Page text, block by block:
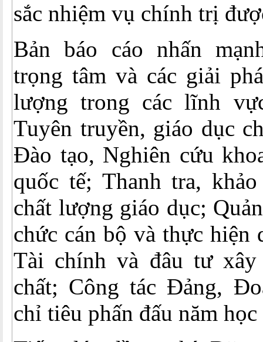
sắc nhiệm vụ chính trị
Bản báo cáo nhấn
trọng tâm và các giải
lượng trong các lĩnh
Tuyên truyền, giáo dục
Đào tạo, Nghiên cứu
quốc tế; Thanh tra,
chất lượng giáo dục;
chức cán bộ và thực hiện
Tài chính và đâu tư
chất; Công tác Đảng,
chỉ tiêu phấn đấu năm